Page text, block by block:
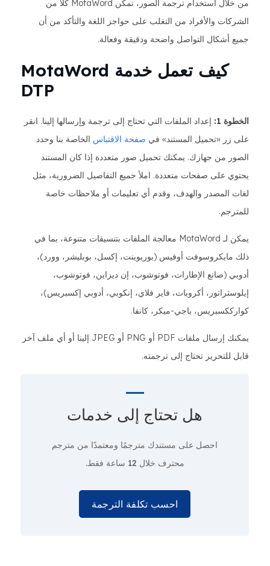
من خلال استخدام ترجمة الصور، تمكّن MotaWord كلاً من
الشركات والأفراد من التغلب على حواجز اللغة والتأكد من أن
جميع أشكال التواصل واضحة ودقيقة وفعالة.
كيف تعمل خدمة MotaWord
DTP
الخطوة 1:
إعداد الملفات التي تحتاج إلى ترجمة وإرسالها إلينا. انقر
على زر «تحميل المستند» في صفحة الاقتباس الخاصة بنا وحدد
الصور من جهازك. يمكنك تحميل صور متعددة إذا كان المستند
يحتوي على صفحات متعددة. املأ جميع التفاصيل الضرورية، مثل
لغات المصدر والهدف، وقدم أي تعليمات أو ملاحظات خاصة
للمترجم.
يمكن لـ MotaWord معالجة الملفات بتنسيقات متنوعة، بما في
ذلك مايكروسوفت أوفيس (بوربوينت، إكسل، بوبليشر، وورد)،
أدوبي (صانع الإطارات، فوتوشوب، إن ديزاين، فوتوشوب،
إيلوستراتور، أكروبات، فاير فلاي، إنكوبي، أدوبي إكسبريس)،
كوارككسبريس، باجي-ميكر، كانفا.
يمكنك إرسال ملفات PDF أو PNG أو JPEG إلينا أو أي ملف آخر
قابل للتحرير تحتاج إلى ترجمته.
هل تحتاج إلى خدمات
احصل على مستندك مترجمًا ومعتمدًا من مترجم
محترف خلال 12 ساعة فقط.
احسب تكلفة الترجمة